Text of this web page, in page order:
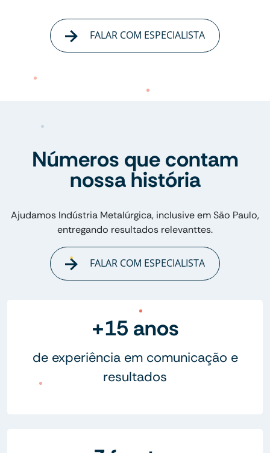
FALAR COM ESPECIALISTA
Números que contam
nossa história
Ajudamos Indústria Metalúrgica, inclusive em São Paulo,
entregando resultados relevanttes.
FALAR COM ESPECIALISTA
+15 anos
de experiência em comunicação e
resultados